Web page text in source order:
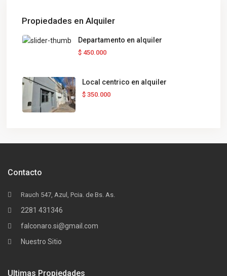
Propiedades en Alquiler
Departamento en alquiler
$ 450.000
Local centrico en alquiler
$ 350.000
Contacto
Rauch 547, Azul, Pcia. de Bs. As.
2281 431346
falconaro.si@gmail.com
Nuestro Sitio
Ultimas Propiedades